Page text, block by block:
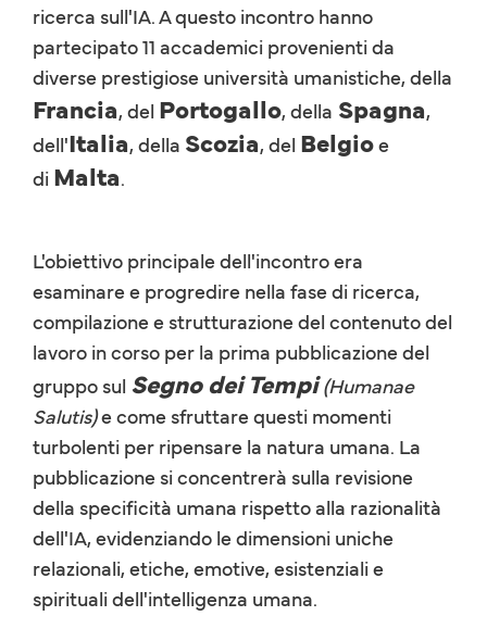
ricerca sull'IA. A questo incontro hanno
partecipato 11 accademici provenienti da
diverse prestigiose università umanistiche, della
Francia, del Portogallo, della Spagna,
dell'Italia, della Scozia, del Belgioe
di Malta.
L'obiettivo principale dell'incontro era
esaminare e progredire nella fase di ricerca,
compilazione e strutturazione del contenuto del
lavoro in corso per la prima pubblicazione del
gruppo sul Segno dei Tempi(Humanae
Salutis)e come sfruttare questi momenti
turbolenti per ripensare la natura umana. La
pubblicazione si concentrerà sulla revisione
della specificità umana rispetto alla razionalità
dell'IA, evidenziando le dimensioni uniche
relazionali, etiche, emotive, esistenziali e
spirituali dell'intelligenza umana.